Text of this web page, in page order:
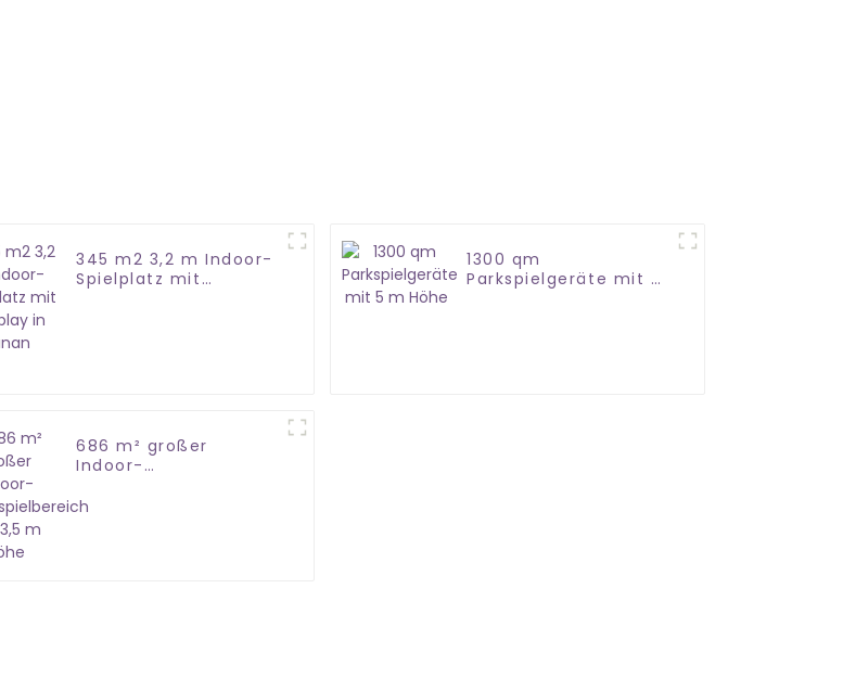
345 m2 3,2 m Indoor-
Spielplatz mit
1300 qm
Parkspielgeräte mit 5
686 m² großer
Indoor-
3,5 m Höhe